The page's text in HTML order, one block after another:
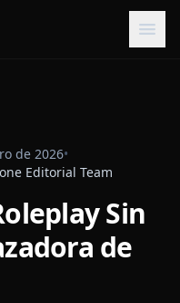
de 2026•
Editorial Team
Sin
de